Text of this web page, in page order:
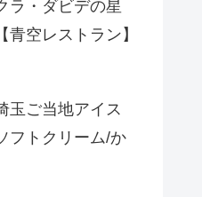
ラ・ダビデの星
空レストラン】
玉ご当地アイス
フトクリーム/か